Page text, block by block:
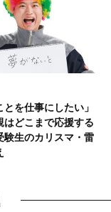
とを仕事にしたい」
はどこまで応援する
験生のカリスマ・雷